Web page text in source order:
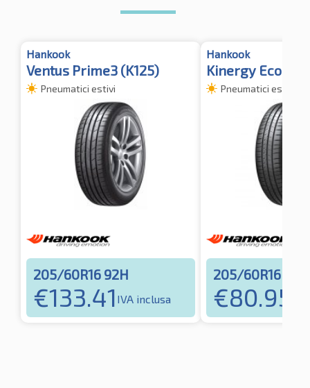
Hankook
Ventus Prime3 (K125)
Pneumatici estivi
205/60R16 92H
€133.41 IVA inclusa
Hankook
Kinergy Eco 2
Pneumatici estivi
205/60R16 92H
€80.95